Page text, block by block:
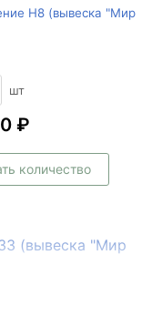
Н8 (вывеска "Мир
шт
₽
количество
(вывеска "Мир